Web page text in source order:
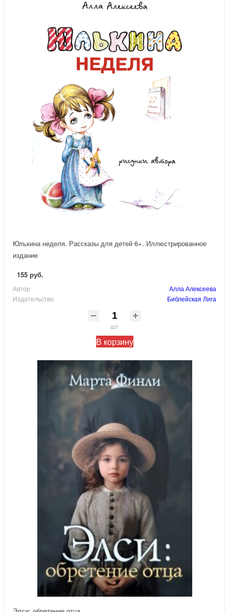
Юлькина неделя. Рассказы для детей 6+. Иллюстрированное
издание
155 руб.
Автор
Алла Алексеева
Издательство
Библейская Лига
шт
В корзину